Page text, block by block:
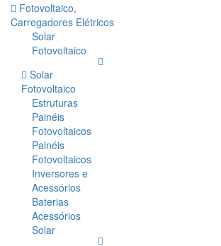
Fotovoltaico,
Carregadores Elétricos
Solar
Fotovoltaico
Solar
Fotovoltaico
Estruturas
Painéis
Fotovoltaicos
Painéis
Fotovoltaicos
Inversores e
Acessórios
Baterias
Acessórios
Solar